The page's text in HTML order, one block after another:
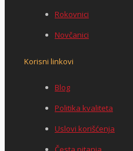
Rokovnici
Novčanici
Korisni linkovi
Blog
Politika kvaliteta
Uslovi korišćenja